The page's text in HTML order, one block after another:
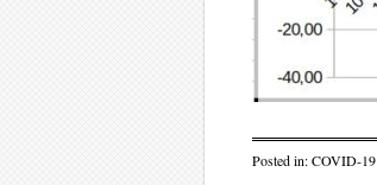
Posted in:COVID-19